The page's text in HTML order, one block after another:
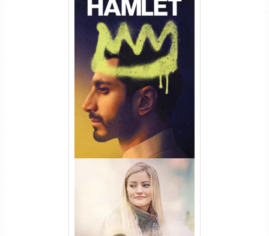
Hamlet Torrent (2026) WEB-
DL 1080p Dual Áudio